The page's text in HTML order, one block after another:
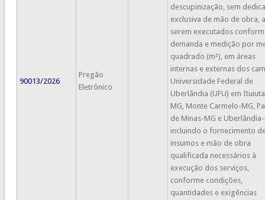
90013/2026
Pregão
Eletrônico
descupinização, sem
exclusiva de mão de obra, a
serem executados
demanda e medição por
quadrado (m²), em áreas
internas e externas dos
Universidade Federal de
Uberlândia (UFU) em
MG, Monte Carmelo-MG,
de Minas-MG e
incluindo o fornecimento
insumos e mão de obra
qualificada necessários à
execução dos serviços,
conforme condições,
quantidades e exigências